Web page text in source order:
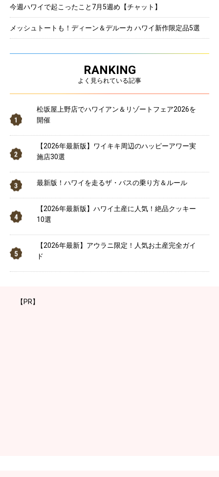
今週ハワイで起こったこと7月5週め【チャット】
メッシュトートも！ディーン＆デルーカ ハワイ新作限定品5選
RANKING
よく見られている記事
松坂屋上野店でハワイアン＆リゾートフェア2026を
開催
【2026年最新版】ワイキキ周辺のハッピーアワー実
施店30選
最新版！ハワイを走るザ・バスの乗り方＆ルール
【2026年最新版】ハワイ土産に人気！絶品クッキー
10選
【2026年最新】アウラニ限定！人気お土産完全ガイ
ド
【PR】